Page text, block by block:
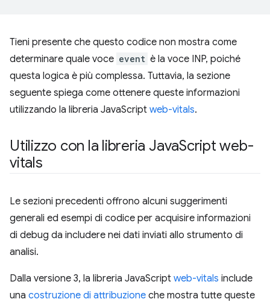
Tieni presente che questo codice non mostra come
determinare quale voce event è la voce INP, poiché
questa logica è più complessa. Tuttavia, la sezione
seguente spiega come ottenere queste informazioni
utilizzando la libreria JavaScript web-vitals.
Utilizzo con la libreria JavaScript web-
vitals
Le sezioni precedenti offrono alcuni suggerimenti
generali ed esempi di codice per acquisire informazioni
di debug da includere nei dati inviati allo strumento di
analisi.
Dalla versione 3, la libreria JavaScript web-vitals include
una costruzione di attribuzione che mostra tutte queste